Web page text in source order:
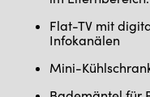
Flat-TV mit
Infokanälen
Mini-